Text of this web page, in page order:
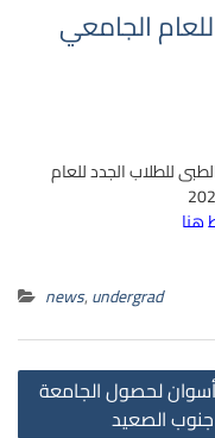
الجامعي
للطلاب الجدد للعام
هنا
news,undergrad
أسوان لحصول الجامعة
جنوب الصعيد